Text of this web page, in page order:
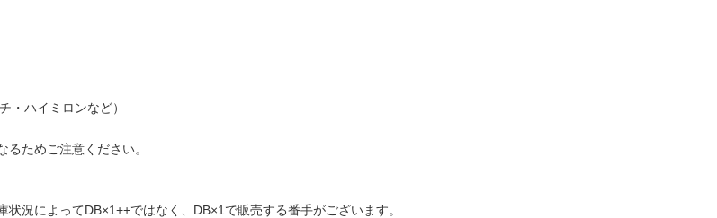
・ハイミロンなど）
ためご注意ください。
況によってDB×1++ではなく、DB×1で販売する番手がございます。